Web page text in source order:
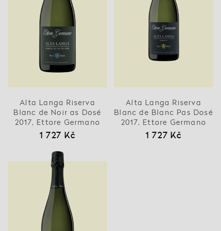
Alta Langa Riserva
Blanc de Noir as Dosé
2017, Ettore Germano
1 727 Kč
Alta Langa Riserva
Blanc de Blanc Pas Dosé
2017, Ettore Germano
1 727 Kč